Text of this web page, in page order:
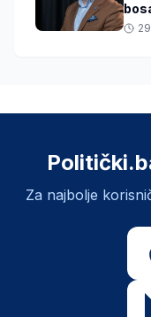
Za najbolje